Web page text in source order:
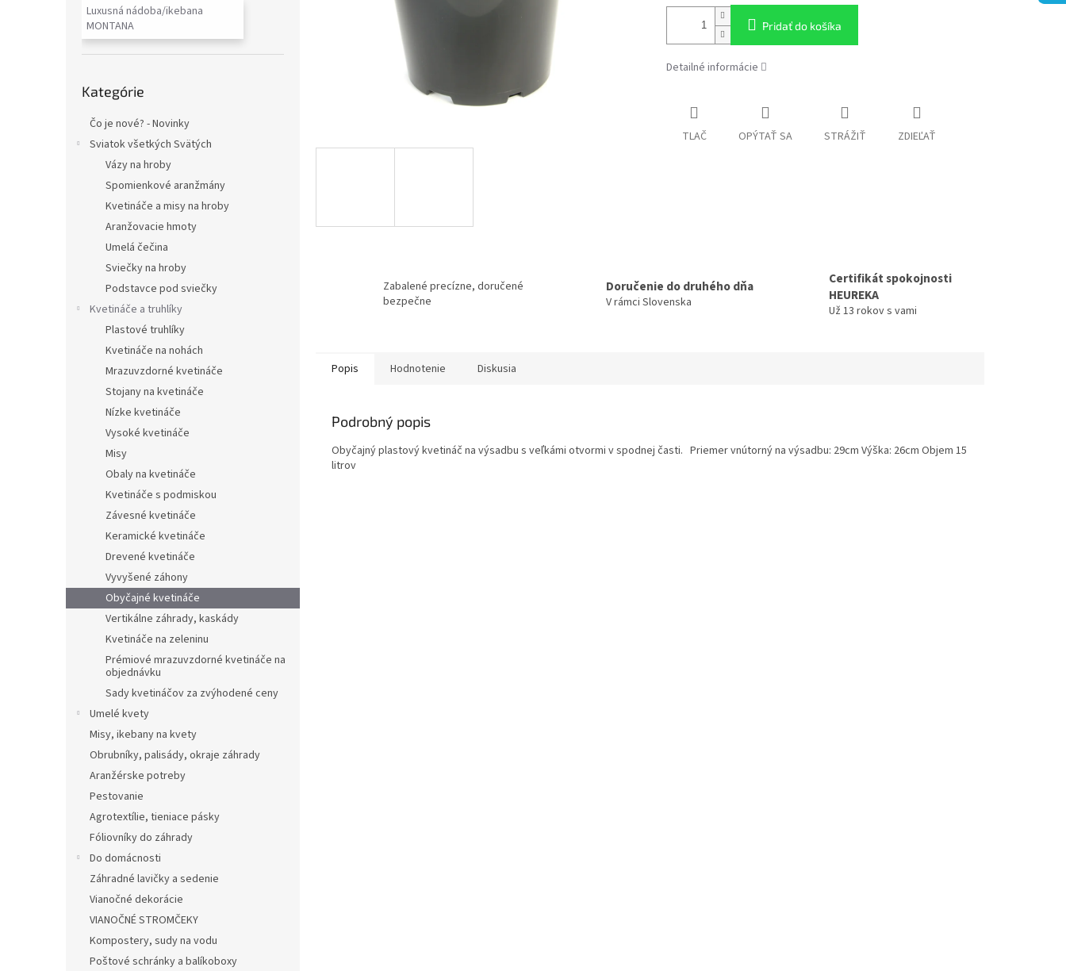
Luxusná nádoba/ikebana
MONTANA
kategórie
Kategórie
Čo je nové? - Novinky
Sviatok všetkých Svätých
Vázy na hroby
Spomienkové aranžmány
Kvetináče a misy na hroby
Aranžovacie hmoty
Umelá čečina
Sviečky na hroby
Podstavce pod sviečky
Kvetináče a truhlíky
Plastové truhlíky
Kvetináče na nohách
Mrazuvzdorné kvetináče
Stojany na kvetináče
Nízke kvetináče
Vysoké kvetináče
Misy
Obaly na kvetináče
Kvetináče s podmiskou
Závesné kvetináče
Keramické kvetináče
Drevené kvetináče
Vyvyšené záhony
Obyčajné kvetináče
Vertikálne záhrady, kaskády
Kvetináče na zeleninu
Prémiové mrazuvzdorné kvetináče na
objednávku
Sady kvetináčov za zvýhodené ceny
Umelé kvety
Misy, ikebany na kvety
Obrubníky, palisády, okraje záhrady
Aranžérske potreby
Pestovanie
Agrotextílie, tieniace pásky
Fóliovníky do záhrady
Do domácnosti
Záhradné lavičky a sedenie
Vianočné dekorácie
VIANOČNÉ STROMČEKY
Kompostery, sudy na vodu
Poštové schránky a balíkoboxy
Pridať do košíka
Detailné informácie
TLAČ OPÝTAŤ SA STRÁŽIŤ ZDIEĽAŤ
Zabalené precízne, doručené
bezpečne
Doručenie do druhého dňa
V rámci Slovenska
Certifikát spokojnosti
HEUREKA
Už 13 rokov s vami
Popis Hodnotenie Diskusia
Podrobný popis
Obyčajný plastový kvetináč na výsadbu s veľkámi otvormi v spodnej časti. Priemer vnútorný na výsadbu: 29cm Výška: 26cm Objem 15
litrov